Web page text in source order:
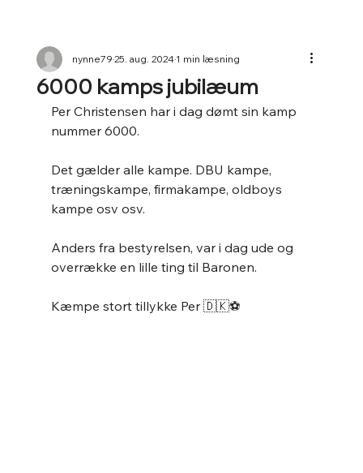
6000 kamps jubilæum
nynne7925. aug. 20241 min læsning
Per Christensen har i dag dømt sin kamp
nummer 6000.
Det gælder alle kampe. DBU kampe,
træningskampe, firmakampe, oldboys
kampe osv osv.
Anders fra bestyrelsen, var i dag ude og
overrække en lille ting til Baronen.
Kæmpe stort tillykke Per 🇩🇰⚽️